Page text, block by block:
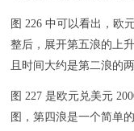
图 226 中可以看出，欧
整后，展开第五浪的上
且时间大约是第二浪的两
图 227 是欧元兑美元
图，第四浪是一个简单